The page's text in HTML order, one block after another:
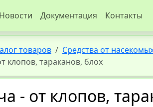
Новости Документация Контакты
товаров Средства от
клопов, тараканов, блох
- от клопов,